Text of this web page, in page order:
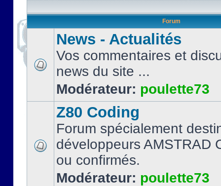
Forum
News - Actualités
Vos commentaires et
news du site ...
Modérateur: poulette73
Z80 Coding
Forum spécialement
développeurs AMSTRAD
ou confirmés.
Modérateur: poulette73